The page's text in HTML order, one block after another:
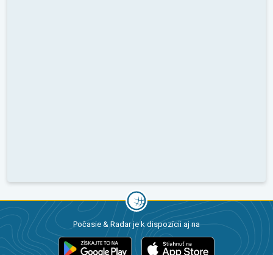
Počasie & Radar je k dispozícii aj na